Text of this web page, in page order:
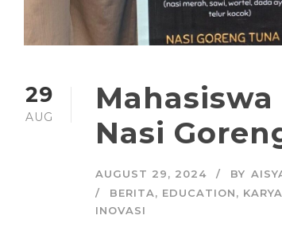
29
AUG
Nasi
AUGUST 29, 2024 BY
BERITA, EDUCATION, KARYA
INOVASI